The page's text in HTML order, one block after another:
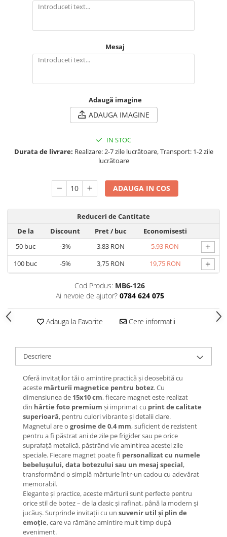
Mesaj
Adaugă imagine
ADAUGA IMAGINE
IN STOC
Durata de livrare: Realizare: 2-7 zile lucrătoare, Transport: 1-2 zile
lucrătoare
ADAUGA IN COS
Reduceri de Cantitate
De la
Discount Pret/ buc
Economisesti
50buc -3% 3,83 RON 5,93 RON +
100 buc -5% 3,75 RON 19,75 RON +
Cod Produs: MB6-126
Ai nevoie de ajutor? 0784 624 075
Adauga la Favorite Cere informatii
Descriere
Oferă invitaților tăi o amintire practică și deosebită cu
aceste mărturii magnetice pentru botez. Cu
dimensiunea de 15x10 cm, fiecare magnet este realizat
din hârtie foto premium și imprimat cu print de calitate
superioară, pentru culori vibrante și detalii clare.
Magnetul are o grosime de 0.4 mm, suficient de rezistent
pentru a fi păstrat ani de zile pe frigider sau pe orice
suprafață metalică, păstrând vie amintirea acestei zile
speciale. Fiecare magnet poate fi personalizat cu numele
bebelușului, data botezului sau un mesaj special,
transformând o simplă mărturie într-un cadou cu adevărat
memorabil.
Elegante și practice, aceste mărturii sunt perfecte pentru
orice stil de botez – de la clasic și rafinat, până la modern și
jucăuș. Surprinde invitații cu un suvenir util și plin de
emoție, care va rămâne amintire mult timp după
eveniment.